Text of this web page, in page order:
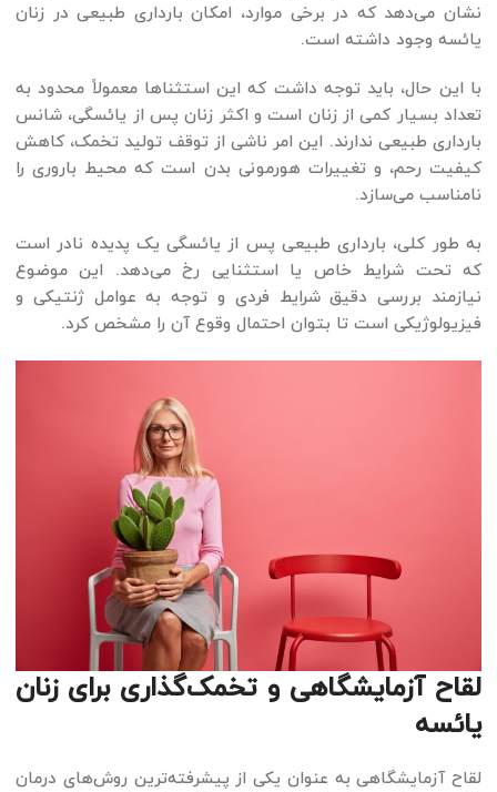
نشان می‌دهد که در برخی موارد، امکان بارداری طبیعی در زنان
یائسه وجود داشته است.
با این حال، باید توجه داشت که این استثناها معمولاً محدود به
تعداد بسیار کمی از زنان است و اکثر زنان پس از یائسگی، شانس
بارداری طبیعی ندارند. این امر ناشی از توقف تولید تخمک، کاهش
کیفیت رحم، و تغییرات هورمونی بدن است که محیط باروری را
نامناسب می‌سازد.
به طور کلی، بارداری طبیعی پس از یائسگی یک پدیده نادر است
که تحت شرایط خاص یا استثنایی رخ می‌دهد. این موضوع
نیازمند بررسی دقیق شرایط فردی و توجه به عوامل ژنتیکی و
فیزیولوژیکی است تا بتوان احتمال وقوع آن را مشخص کرد.
لقاح آزمایشگاهی و تخمک‌گذاری برای زنان
یائسه
لقاح آزمایشگاهی به عنوان یکی از پیشرفته‌ترین روش‌های درمان